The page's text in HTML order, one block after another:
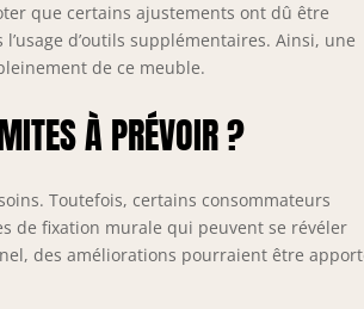
que certains ajustements ont dû être
d’outils supplémentaires. Ainsi, une
de ce meuble.
À PRÉVOIR ?
Toutefois, certains consommateurs
de fixation murale qui peuvent se révéler
des améliorations pourraient être